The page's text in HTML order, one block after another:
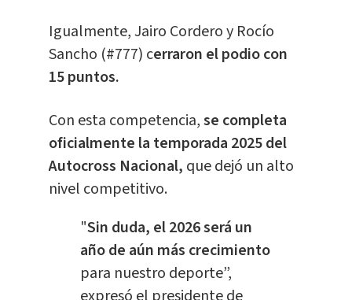
Igualmente, Jairo Cordero y Rocío
Sancho (#777) cerraron el podio con
15 puntos.
Con esta competencia,se completa
oficialmente la temporada 2025 del
Autocross Nacional, que dejó un alto
nivel competitivo.
"Sin duda, el 2026 será un
año de aún más crecimiento
para nuestro deporte”,